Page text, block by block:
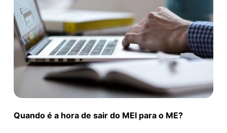
Quando é a hora de sair do MEI para o ME?